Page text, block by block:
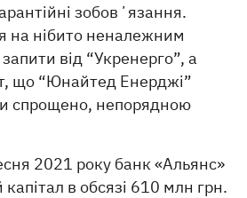
зобовʼязання.
на нібито неналежним
від “Укренерго”, а
що “Юнайтед Енерджі”
спрощено, непорядною
2021 року банк «Альянс»
в обсязі 610 млн грн.